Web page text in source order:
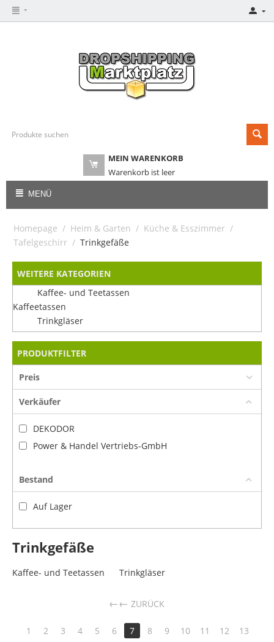
MEIN WARENKORB
Warenkorb ist leer
MENÜ
Homepage / Heim & Garten / Küche & Esszimmer /
Tafelgeschirr / Trinkgefäße
WEITERE KATEGORIEN
Kaffee- und Teetassen
Kaffeetassen
Trinkgläser
PRODUKTFILTER
Preis
Verkäufer
DEKODOR
Power & Handel Vertriebs-GmbH
Bestand
Auf Lager
Trinkgefäße
Kaffee- und Teetassen Trinkgläser
← ZURÜCK
1 2 3 4 5 6 7 8 9 10 11 12
13